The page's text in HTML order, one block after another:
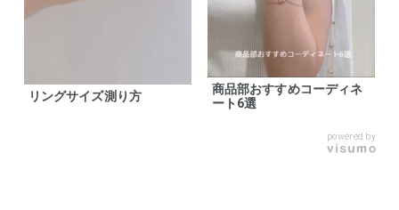
リングサイズ測り方
商品部おすすめコーディネ
ート6選
powered by